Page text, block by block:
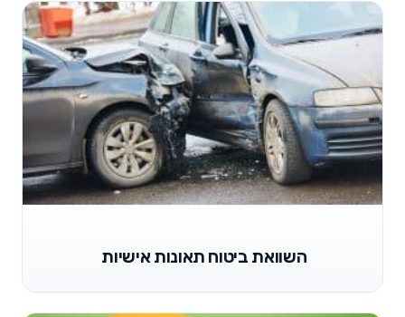
השוואת ביטוח תאונות אישיות